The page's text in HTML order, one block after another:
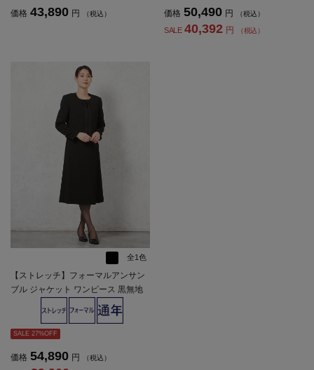
価格 43,890 円 （税込） 価格 50,490 円 （税込）
SALE 40,392 円 （税込）
全1色
【ストレッチ】フォーマルアンサン
ブル ジャケット ワンピース 黒無地
YUMI KATSURA EnForm 通年 礼服
SALE 27%OFF
価格 54,890 円 （税込）